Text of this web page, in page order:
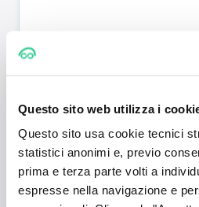
Questo sito web utilizza i
Questo sito usa cookie tecnici
statistici anonimi e, previo
prima e terza parte volti a
espresse nella navigazione e